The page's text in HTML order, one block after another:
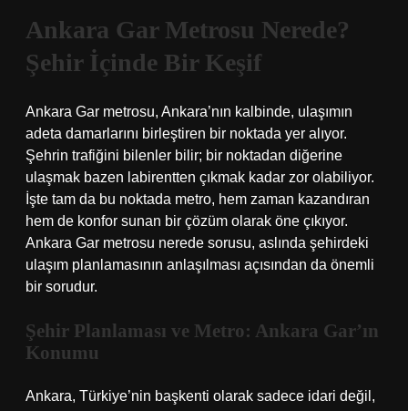
Ankara Gar Metrosu Nerede?
Şehir İçinde Bir Keşif
Ankara Gar metrosu, Ankara’nın kalbinde, ulaşımın
adeta damarlarını birleştiren bir noktada yer alıyor.
Şehrin trafiğini bilenler bilir; bir noktadan diğerine
ulaşmak bazen labirentten çıkmak kadar zor olabiliyor.
İşte tam da bu noktada metro, hem zaman kazandıran
hem de konfor sunan bir çözüm olarak öne çıkıyor.
Ankara Gar metrosu nerede sorusu, aslında şehirdeki
ulaşım planlamasının anlaşılması açısından da önemli
bir sorudur.
Şehir Planlaması ve Metro: Ankara Gar’ın
Konumu
Ankara, Türkiye’nin başkenti olarak sadece idari değil,